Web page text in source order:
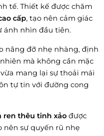
tế. Thiết kế được chăm
cấp, tạo nên cảm giác
ánh nhìn đầu tiên.
nâng đỡ nhẹ nhàng, định
mà không cần mặc
mang lại sự thoải mái
tự tin với đường cong
ren thêu tinh xảo được
nên sự quyến rũ nhẹ